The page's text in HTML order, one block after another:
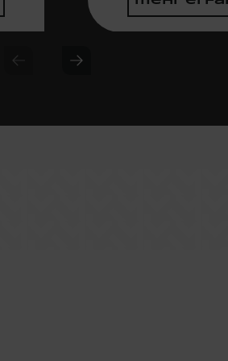
Previous slide
Next slide